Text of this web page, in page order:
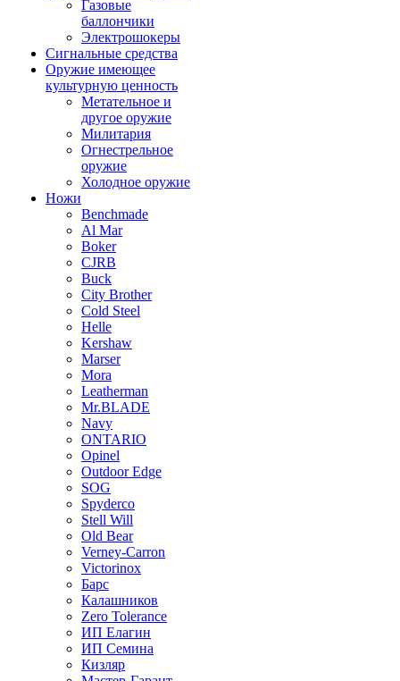
Газовые
баллончики
Электрошокеры
Сигнальные средства
Оружие имеющее
культурную ценность
Метательное и
другое оружие
Милитария
Огнестрельное
оружие
Холодное оружие
Ножи
Benchmade
Al Mar
Boker
CJRB
Buck
City Brother
Cold Steel
Helle
Kershaw
Marser
Mora
Leatherman
Mr.BLADE
Navy
ONTARIO
Opinel
Outdoor Edge
SOG
Spyderco
Stell Will
Old Bear
Verney-Carron
Victorinox
Барс
Калашников
Zero Tolerance
ИП Елагин
ИП Семина
Кизляр